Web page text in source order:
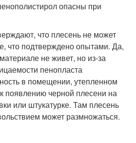
опасны при
что плесень не может
что подтверждено опытами. Да,
не живет, но из-за
пенопласта
в помещении, утепленном
появлению черной плесени на
или штукатурке. Там плесень
может размножаться.